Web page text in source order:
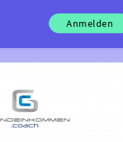
Anmelden